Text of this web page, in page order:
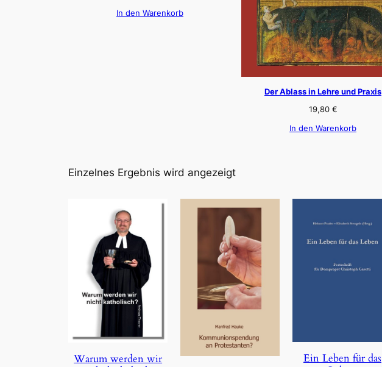
In den Warenkorb
Der Ablass in Lehre und Praxis
19,80 €
In den Warenkorb
Einzelnes Ergebnis wird angezeigt
Warum werden wir
Ein Leben für das